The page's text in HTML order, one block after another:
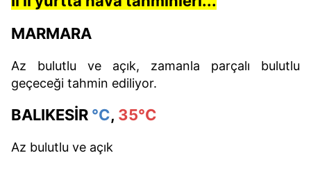
MARMARA
Az bulutlu ve açık, zamanla parçalı bulutlu
geçeceği tahmin ediliyor.
BALIKESİR °C, 35°C
Az bulutlu ve açık